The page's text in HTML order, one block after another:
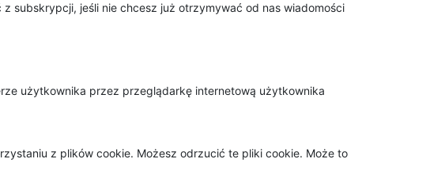
subskrypcji, jeśli nie chcesz już otrzymywać od nas wiadomości
użytkownika przez przeglądarkę internetową użytkownika
z plików cookie. Możesz odrzucić te pliki cookie. Może to